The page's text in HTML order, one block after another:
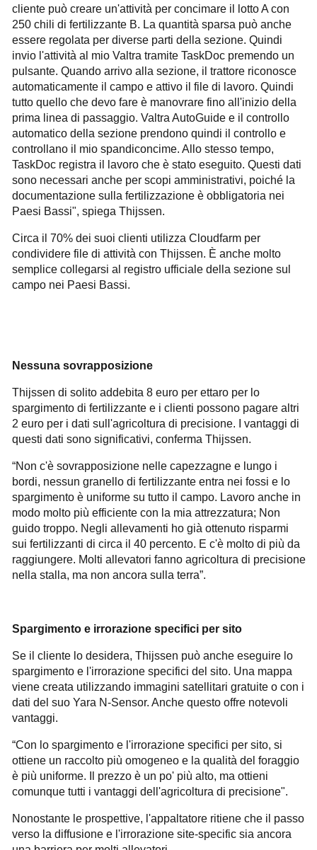
cliente può creare un'attività per concimare il lotto A con
250 chili di fertilizzante B. La quantità sparsa può anche
essere regolata per diverse parti della sezione. Quindi
invio l'attività al mio Valtra tramite TaskDoc premendo un
pulsante. Quando arrivo alla sezione, il trattore riconosce
automaticamente il campo e attivo il file di lavoro. Quindi
tutto quello che devo fare è manovrare fino all'inizio della
prima linea di passaggio. Valtra AutoGuide e il controllo
automatico della sezione prendono quindi il controllo e
controllano il mio spandiconcime. Allo stesso tempo,
TaskDoc registra il lavoro che è stato eseguito. Questi dati
sono necessari anche per scopi amministrativi, poiché la
documentazione sulla fertilizzazione è obbligatoria nei
Paesi Bassi", spiega Thijssen.
Circa il 70% dei suoi clienti utilizza Cloudfarm per
condividere file di attività con Thijssen. È anche molto
semplice collegarsi al registro ufficiale della sezione sul
campo nei Paesi Bassi.
Nessuna sovrapposizione
Thijssen di solito addebita 8 euro per ettaro per lo
spargimento di fertilizzante e i clienti possono pagare altri
2 euro per i dati sull'agricoltura di precisione. I vantaggi di
questi dati sono significativi, conferma Thijssen.
“Non c'è sovrapposizione nelle capezzagne e lungo i
bordi, nessun granello di fertilizzante entra nei fossi e lo
spargimento è uniforme su tutto il campo. Lavoro anche in
modo molto più efficiente con la mia attrezzatura; Non
guido troppo. Negli allevamenti ho già ottenuto risparmi
sui fertilizzanti di circa il 40 percento. E c'è molto di più da
raggiungere. Molti allevatori fanno agricoltura di precisione
nella stalla, ma non ancora sulla terra”.
Spargimento e irrorazione specifici per sito
Se il cliente lo desidera, Thijssen può anche eseguire lo
spargimento e l'irrorazione specifici del sito. Una mappa
viene creata utilizzando immagini satellitari gratuite o con i
dati del suo Yara N-Sensor. Anche questo offre notevoli
vantaggi.
“Con lo spargimento e l'irrorazione specifici per sito, si
ottiene un raccolto più omogeneo e la qualità del foraggio
è più uniforme. Il prezzo è un po' più alto, ma ottieni
comunque tutti i vantaggi dell'agricoltura di precisione".
Nonostante le prospettive, l'appaltatore ritiene che il passo
verso la diffusione e l'irrorazione site-specific sia ancora